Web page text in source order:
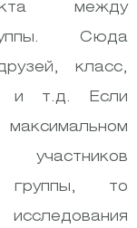
между
Сюда
класс,
и т.д. Если
группы, то